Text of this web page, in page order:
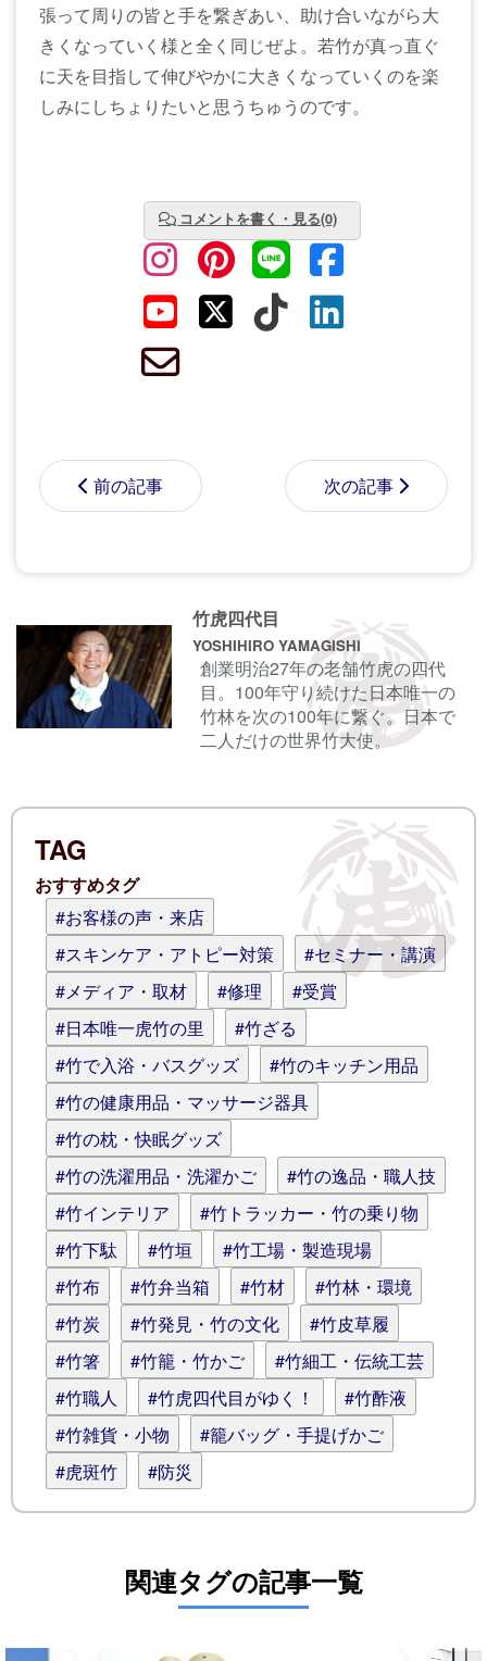
張って周りの皆と手を繋ぎあい、助け合いながら大
きくなっていく様と全く同じぜよ。若竹が真っ直ぐ
に天を目指して伸びやかに大きくなっていくのを楽
しみにしちょりたいと思うちゅうのです。
コメントを書く・見る(0)
前の記事 次の記事
コメントする前にサインイン
ます。
名前
コメント (スタイル用のHTMLタグを使
えます)
竹虎四代目
YOSHIHIRO YAMAGISHI
創業明治27年の老舗竹虎の四代
目。100年守り続けた日本唯一の
竹林を次の100年に繋ぐ。日本で
二人だけの世界竹大使。
TAG
おすすめタグ
#お客様の声・来店
#スキンケア・アトピー対策
#セミナー・講演
#メディア・取材
#修理
#受賞
#日本唯一虎竹の里
#竹ざる
#竹で入浴・バスグッズ
#竹のキッチン用品
#竹の健康用品・マッサージ器具
#竹の枕・快眠グッズ
#竹の洗濯用品・洗濯かご
#竹の逸品・職人技
#竹インテリア
#竹トラッカー・竹の乗り物
#竹下駄
#竹垣
#竹工場・製造現場
#竹布
#竹弁当箱 #竹材
#竹林・環境
#竹炭
#竹発見・竹の文化
#竹皮草履
#竹箸
#竹籠・竹かご
#竹細工・伝統工芸
#竹職人
#竹虎四代目がゆく！
#竹酢液
#竹雑貨・小物
#籠バッグ・手提げかご
#虎斑竹
#防災
関連タグの記事一覧